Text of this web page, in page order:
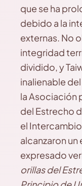
que se ha
debido a la
externas. No
integridad
dividido, y
inalienable
la Asociación
del Estrecho
el
alcanzaron
expresado
orillas del